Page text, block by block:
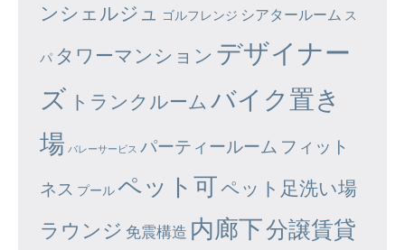
ンシェルジュ
ゴルフレンジ シアタールーム ス
パ タワーマンション デザイナー
ズ トランクルーム バイク置き
場 バレーサービス パーティールーム フィット
ネス プール ペット可ペット足洗い場
ラウンジ 免震構造 内廊下分譲賃貸